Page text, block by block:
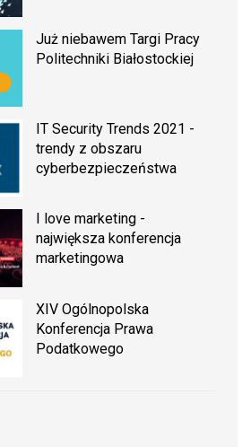
Już niebawem Targi Pracy
Politechniki Białostockiej
IT Security Trends 2021 -
trendy z obszaru
cyberbezpieczeństwa
I love marketing -
największa konferencja
marketingowa
XIV Ogólnopolska
Konferencja Prawa
Podatkowego